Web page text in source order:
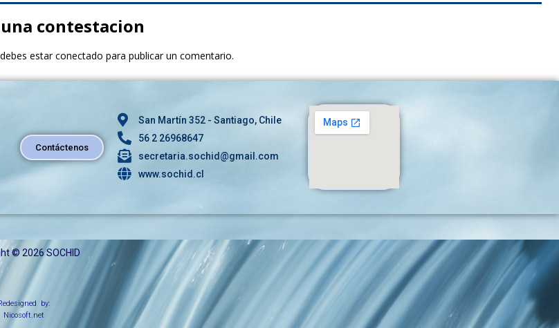
contestacion
estarconectado para publicar un comentario.
Contáctenos
San Martín 352 - Santiago, Chile
56 2 26968647
secretaria.sochid@gmail.com
www.sochid.cl
© 2026 SOCHID
by:
Nicosoft.net